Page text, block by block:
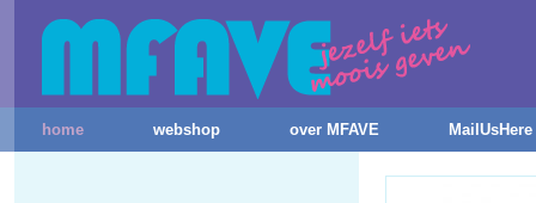
home webshop over MFAVE MailUsHere